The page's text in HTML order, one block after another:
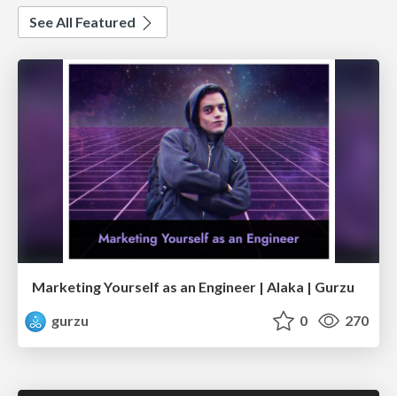
See All Featured
Marketing Yourself as an Engineer | Alaka | Gurzu
gurzu
0 270